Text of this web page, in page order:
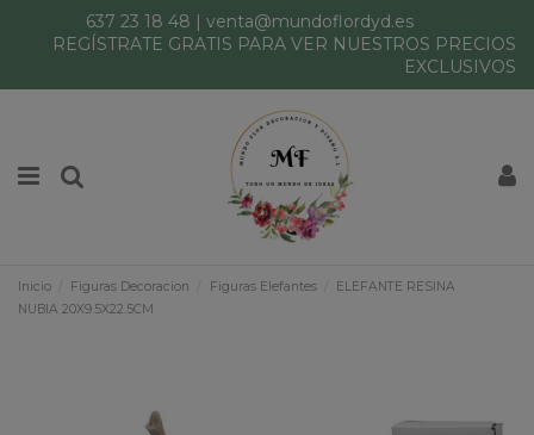
637 23 18 48 | venta@mundoflordyd.es
REGÍSTRATE GRATIS PARA VER NUESTROS PRECIOS
EXCLUSIVOS
Inicio Figuras Decoracion Figuras Elefantes
ELEFANTE RESINA
NUBIA 20X9.5X22.5CM